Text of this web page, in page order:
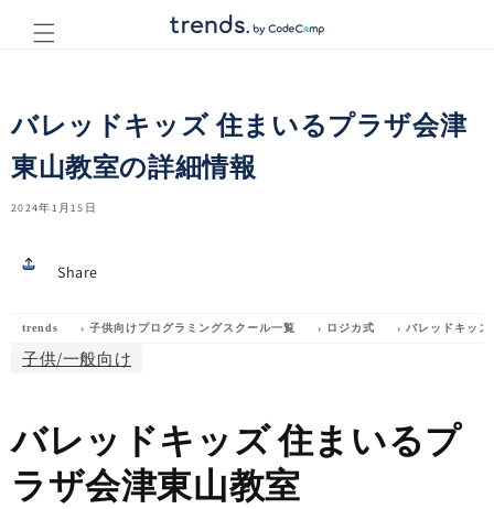
ンツに
進む
バレッドキッズ 住まいるプラザ会津
東山教室の詳細情報
2024年1月15日
Share
trends › 子供向けプログラミングスクール一覧 › ロジカ式 › バレッドキッ
子供/一般向け
バレッドキッズ 住まいるプ
ラザ会津東山教室